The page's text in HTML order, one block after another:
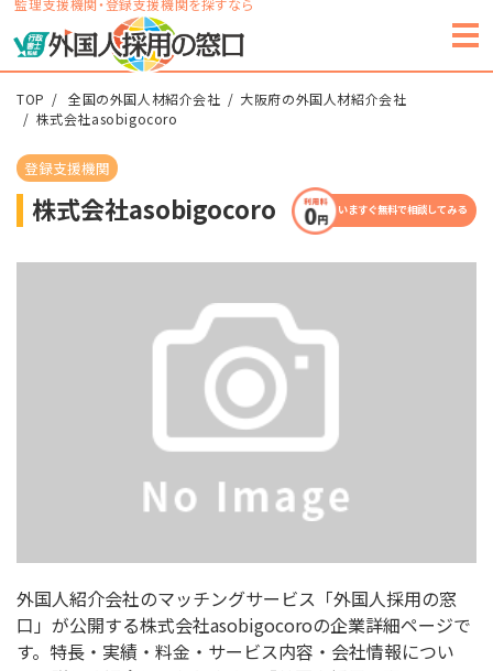
監理支援機関・登録支援機関を探すなら
TOP 全国の外国人材紹介会社
大阪府の外国人材紹介会社
株式会社asobigocoro
登録支援機関
株式会社asobigocoro いますぐ無料で相談してみる
外国人紹介会社のマッチングサービス「外国人採用の窓
口」が公開する株式会社asobigocoroの企業詳細ページで
す。特長・実績・料金・サービス内容・会社情報につい